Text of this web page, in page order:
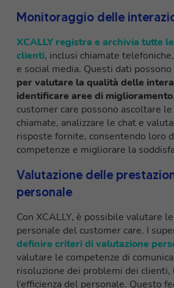
Monitoraggio delle
XCALLY registra e archivia tutte
clienti, inclusi chiamate
e social media. Questi dati
per valutare la qualità delle
identificare aree di miglioramento
customer care possono ascoltare
chiamate, analizzare le chat e
risposte fornite, consentendo loro
competenze e migliorare la
Valutazione delle
personale
Con XCALLY, è possibile valutare
personale del customer care. I
definire criteri di valutazione
valutare le competenze di
risoluzione dei problemi dei clienti,
l’efficienza del personale. Questo